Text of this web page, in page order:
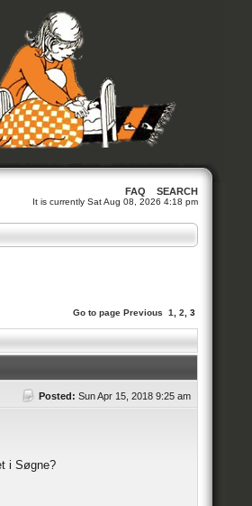
FAQ SEARCH
It is currently Sat Aug 08, 2026 4:18 pm
Go to page Previous 1 2 3
Posted: Sun Apr 15, 2018 9:25 am
i Søgne?